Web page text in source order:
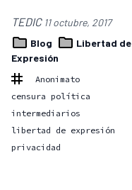
TEDIC 11 octubre, 2017
Blog
Libertad de
Expresión
Anonimato
censura política
intermediarios
libertad de expresión
privacidad